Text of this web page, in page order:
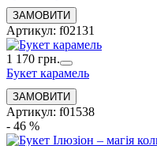
Артикул: f02131
1 170 грн.
Букет карамель
Артикул: f01538
- 46 %